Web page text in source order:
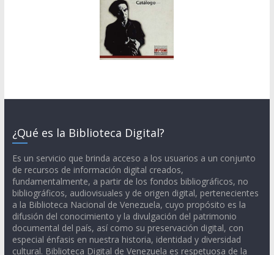
¿Qué es la Biblioteca Digital?
Es un servicio que brinda acceso a los usuarios a un conjunto
de recursos de información digital creados,
fundamentalmente, a partir de los fondos bibliográficos, no
bibliográficos, audiovisuales y de origen digital, pertenecientes
a la Biblioteca Nacional de Venezuela, cuyo propósito es la
difusión del conocimiento y la divulgación del patrimonio
documental del país, así como su preservación digital, con
especial énfasis en nuestra historia, identidad y diversidad
cultural. Biblioteca Digital de Venezuela es respetuosa de la